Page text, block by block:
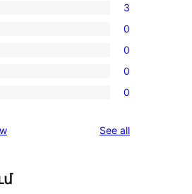
3
0
0
0
0
See allreviews